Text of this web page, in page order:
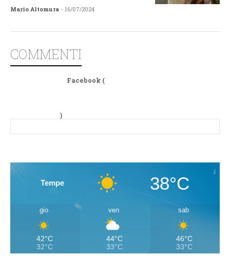
Mario Altomura - 16/07/2024
COMMENTI
Facebook (
)
Tempe 38°C
gio
42°C
32°C
ven
44°C
33°C
sab
46°C
33°C